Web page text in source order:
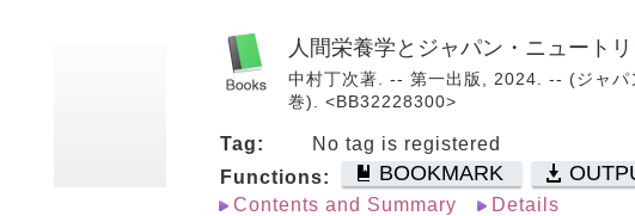
人間栄養学とジャパン・ニュート
中村丁次著. -- 第一出版, 2024. -- (ジャパ
巻). <BB32228300>
Tag:
No tag is registered
Functions:
BOOKMARK
Contents and Summary Details